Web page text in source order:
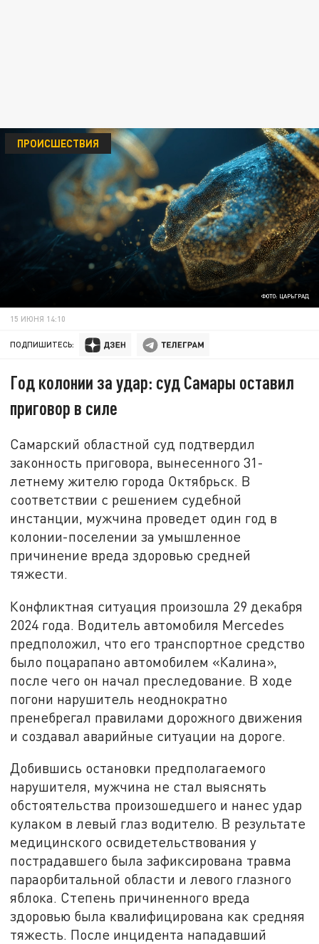
ФОТО: ЦАРЬГРАД
ПРОИСШЕСТВИЯ
15 ИЮНЯ 14:10
ПОДПИШИТЕСЬ:
Год колонии за удар: суд Самары оставил
приговор в силе
Самарский областной суд подтвердил
законность приговора, вынесенного 31-
летнему жителю города Октябрьск. В
соответствии с решением судебной
инстанции, мужчина проведет один год в
колонии-поселении за умышленное
причинение вреда здоровью средней
тяжести.
Конфликтная ситуация произошла 29 декабря
2024 года. Водитель автомобиля Mercedes
предположил, что его транспортное средство
было поцарапано автомобилем «Калина»,
после чего он начал преследование. В ходе
погони нарушитель неоднократно
пренебрегал правилами дорожного движения
и создавал аварийные ситуации на дороге.
Добившись остановки предполагаемого
нарушителя, мужчина не стал выяснять
обстоятельства произошедшего и нанес удар
кулаком в левый глаз водителю. В результате
медицинского освидетельствования у
пострадавшего была зафиксирована травма
параорбитальной области и левого глазного
яблока. Степень причиненного вреда
здоровью была квалифицирована как средняя
тяжесть. После инцидента нападавший